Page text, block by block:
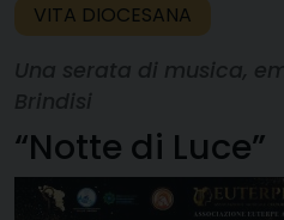
VITA DIOCESANA
“Notte di Luce”